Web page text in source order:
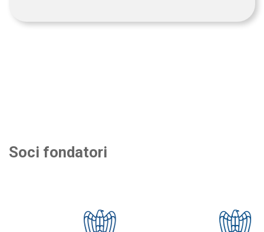
Soci fondatori